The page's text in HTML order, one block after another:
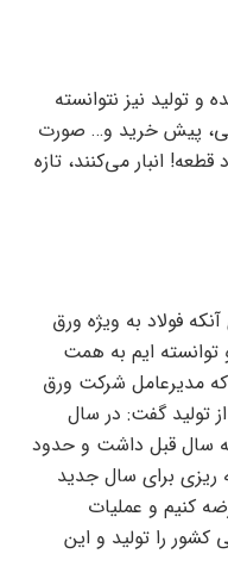
و تولید نیز نتوانسته
پیش خرید و… صورت
انبار می‌کنند، تازه
فولاد به ویژه ورق
توانسته ایم به همت
که مدیرعامل شرکت ورق
تولید گفت: در سال
تولید کردیم که جهش ۲۳ درصدی نسبت به سال قبل داشت و حدود
ریزی برای سال جدید
عرضه کنیم و عملیات
کشور را تولید و این